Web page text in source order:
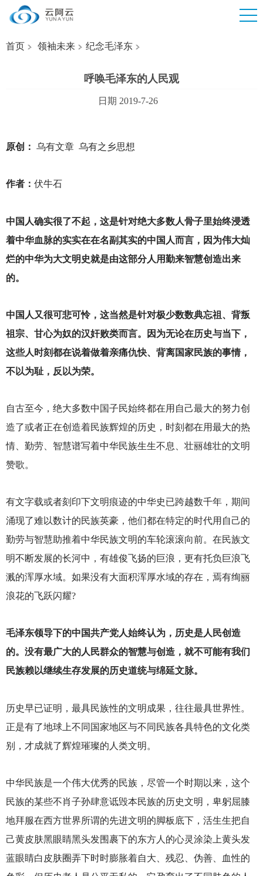
首页 领袖未来 纪念毛泽东
呼唤毛泽东的人民观
日期 2019-7-26
原创： 乌有文章 乌有之乡思想
作者： 伏牛石
中国人确实很了不起，这是针对绝大多数人骨子里始终浸透
着中华血脉的实实在在名副其实的中国人而言，因为伟大灿
烂的中华为大文明史就是由这部分人用勤来智慧创造出来
的。
中国人又很可悲可怜，这当然是针对极少数数典忘祖、背叛
祖宗、甘心为奴的汉奸败类而言。因为无论在历史与当下，
这些人时刻都在说着做着亲痛仇快、背离国家民族的事情，
不以为耻，反以为荣。
自古至今，绝大多数中国子民始终都在用自己最大的努力创
造了或者正在创造着民族辉煌的历史，时刻都在用最大的热
情、勤劳、智慧谱写着中华民族生生不息、壮丽雄壮的文明
赞歌。
有文字载或者刻印下文明痕迹的中华史已跨越数千年，期间
涌现了难以数计的民族英豪，他们都在特定的时代用自己的
勤劳与智慧助推着中华民族文明的车轮滚滚向前。在民族文
明不断发展的长河中，有雄俊飞扬的巨浪，更有托负巨浪飞
溅的浑厚水域。如果没有大面积浑厚水域的存在，焉有绚丽
浪花的飞跃闪耀?
毛泽东领导下的中国共产党人始终认为，历史是人民创造
的。没有最广大的人民群众的智慧与创造，就不可能有我们
民族赖以继续生存发展的历史道统与绵延文脉。
历史早已证明，最具民族性的文明成果，往往最具世界性。
正是有了地球上不同国家地区与不同民族各具特色的文化类
别，才成就了辉煌璀璨的人类文明。
中华民族是一个伟大优秀的民族，尽管一个时期以来，这个
民族的某些不肖子孙肆意诋毁本民族的历史文明，卑躬屈膝
地拜服在西方世界所谓的先进文明的脚板底下，活生生把自
己黄皮肤黑眼睛黑头发围裹下的东方人的心灵涂染上黄头发
蓝眼睛白皮肤圈弄下时时膨胀着自大、残忍、伪善、血性的